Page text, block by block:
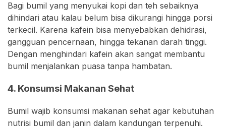
Bagi bumil yang menyukai kopi dan teh sebaiknya
dihindari atau kalau belum bisa dikurangi hingga porsi
terkecil. Karena kafein bisa menyebabkan dehidrasi,
gangguan pencernaan, hingga tekanan darah tinggi.
Dengan menghindari kafein akan sangat membantu
bumil menjalankan puasa tanpa hambatan.
4. Konsumsi Makanan Sehat
Bumil wajib konsumsi makanan sehat agar kebutuhan
nutrisi bumil dan janin dalam kandungan terpenuhi.